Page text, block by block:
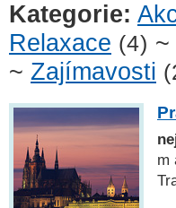
Kategorie:
Relaxace (4) ~
~ Zajímavosti
m